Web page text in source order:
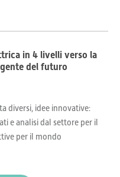
in 4 livelli verso la
del futuro
diversi, idee innovative:
e analisi dal settore per il
per il mondo